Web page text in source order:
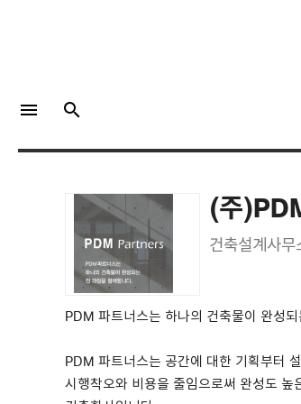
LOGIN JOIN
menu search
(주
건축설계사무
PDM 파트너스는 하나의 건축물이 완성
PDM 파트너스는 공간에 대한 기획부터
시행착오와 비용을 줄임으로써 완성도 높